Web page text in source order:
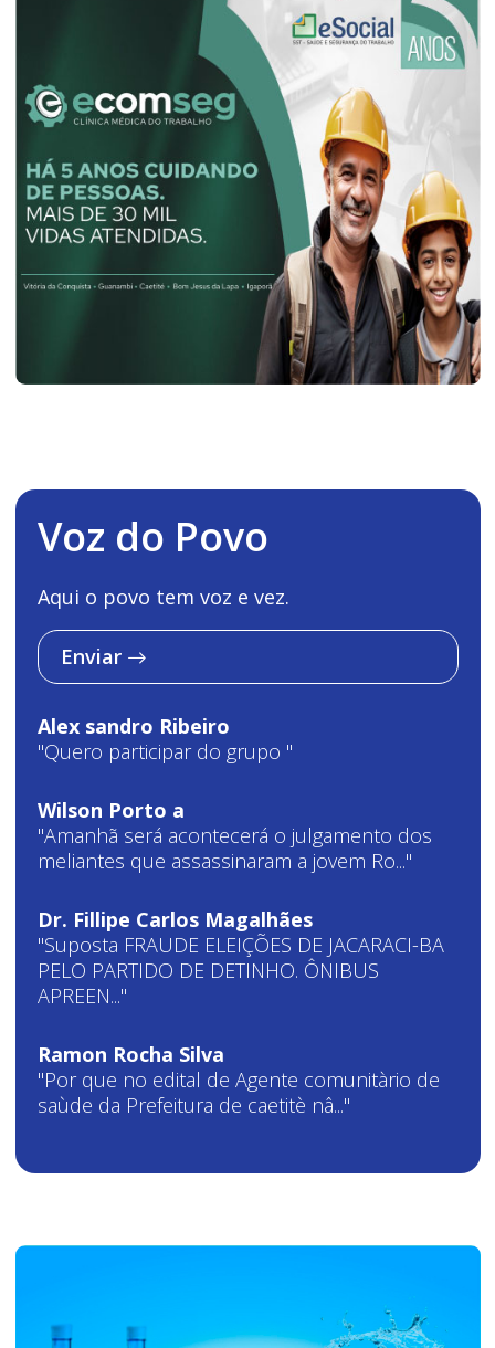
Voz do Povo
Aqui o povo tem voz e vez.
Enviar
Alex sandro Ribeiro
"Quero participar do grupo "
Wilson Porto a
"Amanhã será acontecerá o julgamento dos
meliantes que assassinaram a jovem Ro..."
Dr. Fillipe Carlos Magalhães
"Suposta FRAUDE ELEIÇÕES DE JACARACI-BA
PELO PARTIDO DE DETINHO. ÔNIBUS
APREEN..."
Ramon Rocha Silva
"Por que no edital de Agente comunitàrio de
saùde da Prefeitura de caetitè nâ..."